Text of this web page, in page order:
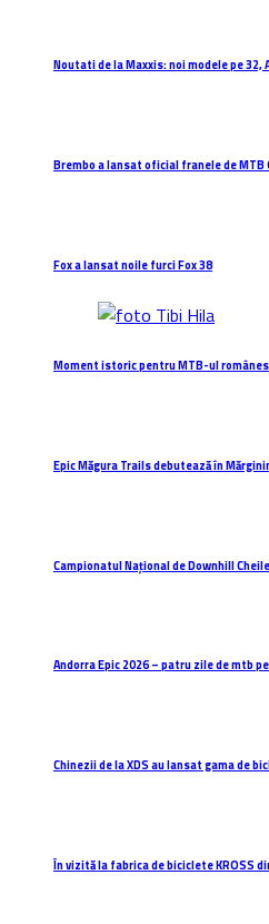
Noutati de la Maxxis: noi modele pe 32,
Brembo a lansat oficial franele de MTB
Fox a lansat noile furci Fox 38
Moment istoric pentru MTB-ul
Epic Măgura Trails debutează în
Campionatul Național de Downhill
Andorra Epic 2026 – patru zile de mtb
Chinezii de la XDS au lansat gama de
În vizită la fabrica de biciclete KROSS